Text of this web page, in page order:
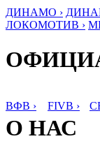
ДИНАМО ›
ЛОКОМОТИВ ›
ВФВ › FIVB ›
О НАС